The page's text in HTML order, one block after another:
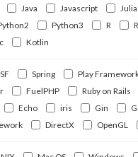
Java Javascript Julia
Python3 R
Kotlin
Spring Play
FuelPHP Ruby on Rails
Echo iris Gin
DirectX OpenGL